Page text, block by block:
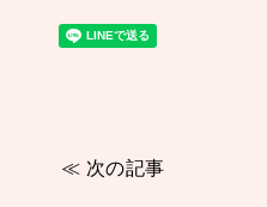
≪ 次の記事